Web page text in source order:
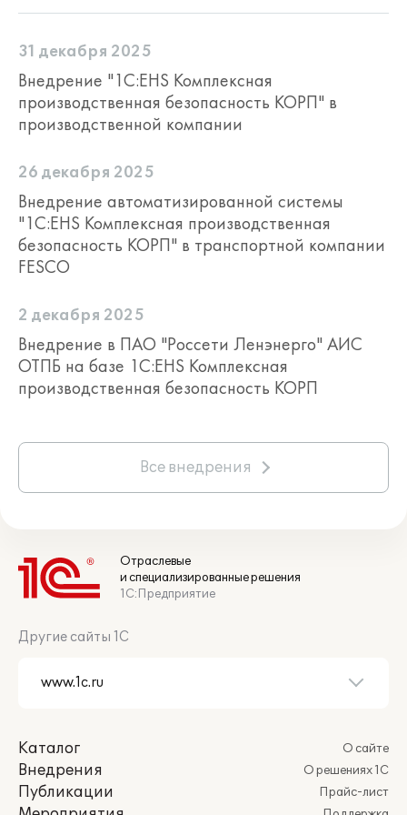
Платформа 1С:Предприятие.
Документация;
Инструкции по разработке на 1С –
решений;
Инструкции по учету в программах 1С
– Документация для пользователей 1С
Проверка наличия действующего
договора 1С:ИТС/1С:КП и 1С:КП
сайтеhttps://portal.1c.ru/partner/subscription/
Зарегистрированные пользователи
программного продукта 4601546117564
"1C:Предприятие 8. Комплект для
Фирмы "1С" в необходимом количестве в
соответствии с регламентом, описанным
31 декабря 2025
Внедрение "1С:EHS Комплексная
производственная безопасность КОРП" в
производственной компании
26 декабря 2025
Внедрение автоматизированной системы
"1С:EHS Комплексная производственная
безопасность КОРП" в транспортной компании
FESCO
2 декабря 2025
Внедрение в ПАО "Россети Ленэнерго" АИС
ОТПБ на базе 1С:EHS Комплексная
производственная безопасность КОРП
Все внедрения
Отраслевые
и специализированные решения
1С:Предприятие
Другие сайты 1С
Каталог
Внедрения
Публикации
О сайте
О решениях 1С
Прайс-лист